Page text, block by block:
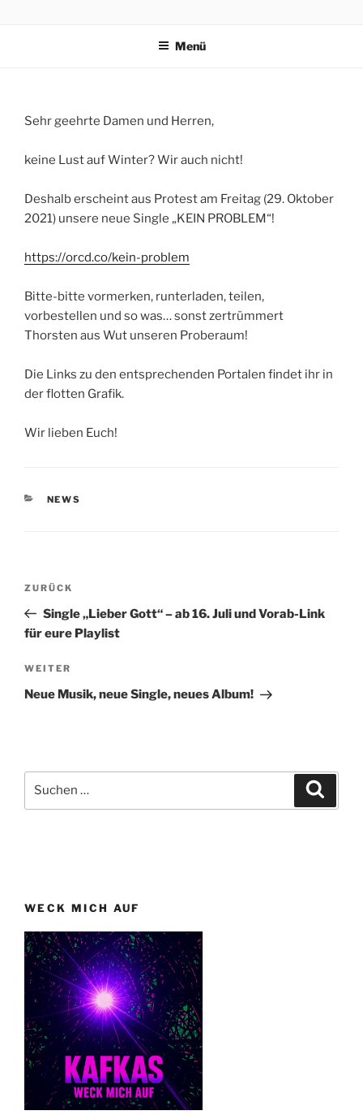
Menü
Sehr geehrte Damen und Herren,
keine Lust auf Winter? Wir auch nicht!
Deshalb erscheint aus Protest am Freitag (29. Oktober
2021) unsere neue Single „KEIN PROBLEM“!
https://orcd.co/kein-problem
Bitte-bitte vormerken, runterladen, teilen,
vorbestellen und so was… sonst zertrümmert
Thorsten aus Wut unseren Proberaum!
Die Links zu den entsprechenden Portalen findet ihr in
der flotten Grafik.
Wir lieben Euch!
KATEGORIEN
NEWS
Beitragsnavigation
Vorheriger
Beitrag
ZURÜCK
Single „Lieber Gott“ – ab 16. Juli und Vorab-Link
für eure Playlist
Nächster
Beitrag
WEITER
Neue Musik, neue Single, neues Album!
nach:
WECK MICH AUF